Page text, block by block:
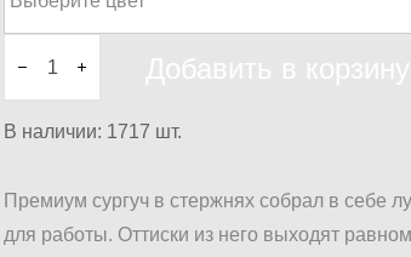
В наличии: 1717 шт.
Добавить в корзину
Премиум сургуч в стержнях собрал в себе
для работы. Оттиски из него выходят